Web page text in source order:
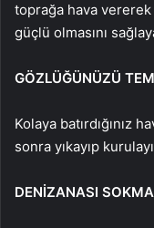
toprağa hava
güçlü olmasını
GÖZLÜĞÜNÜZÜ
Kolaya batırdığınız
sonra yıkayıp
DENİZANASI